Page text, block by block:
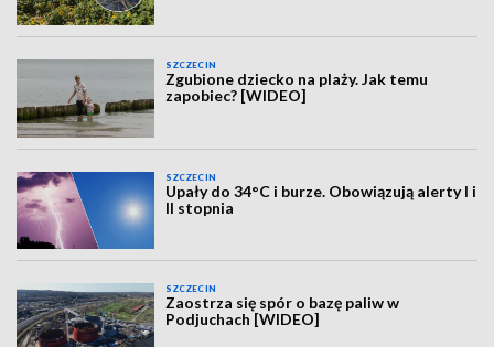
SZCZECIN
Zgubione dziecko na plaży. Jak temu
zapobiec? [WIDEO]
SZCZECIN
Upały do 34°C i burze. Obowiązują alerty I i
II stopnia
SZCZECIN
Zaostrza się spór o bazę paliw w
Podjuchach [WIDEO]